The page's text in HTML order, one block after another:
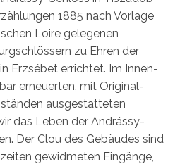
1885 nach Vorlage
Loire gelegenen
zu Ehren der
Erzsébet errichtet. Im Innen-
erneuerten, mit Original-
ausgestatteten
das Leben der Andrássy-
Der Clou des Gebäudes sind
gewidmeten Eingänge,